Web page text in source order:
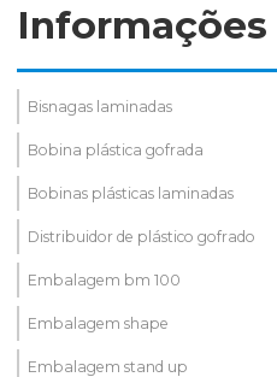
Informações
Bisnagas laminadas
Bobina plástica gofrada
Bobinas plásticas laminadas
Distribuidor de plástico gofrado
Embalagem bm 100
Embalagem shape
Embalagem stand up